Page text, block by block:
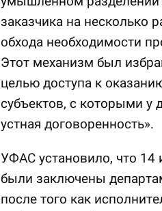
заказчика на несколько
обхода необходимости
Этот механизм был
целью доступа к
субъектов, с которыми у
устная договоренность».
УФАС установило, что 14
были заключены
после того как